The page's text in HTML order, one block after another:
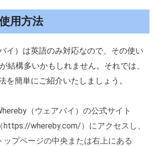
用方法
イ）は英語のみ対応なので、その使い
結構多いかもしれません。それでは、
を簡単にご紹介いたしましょう。
（ウェアバイ）の公式サイト
（https://whereby.com/）にアクセスし、
ップページの中央または右上にある